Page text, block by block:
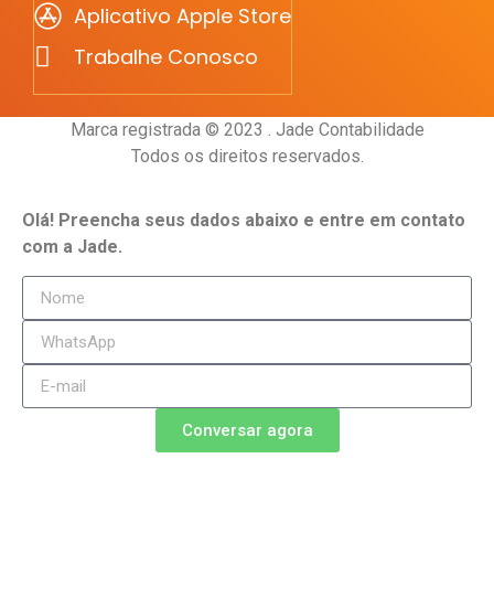
Aplicativo Apple Store
Trabalhe Conosco
Marca registrada © 2023 . Jade Contabilidade
Todos os direitos reservados.
Olá! Preencha seus dados abaixo e entre em contato
com a Jade.
Conversar agora